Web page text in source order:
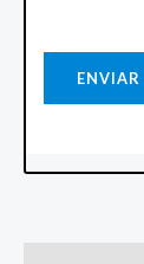
ENVIAR